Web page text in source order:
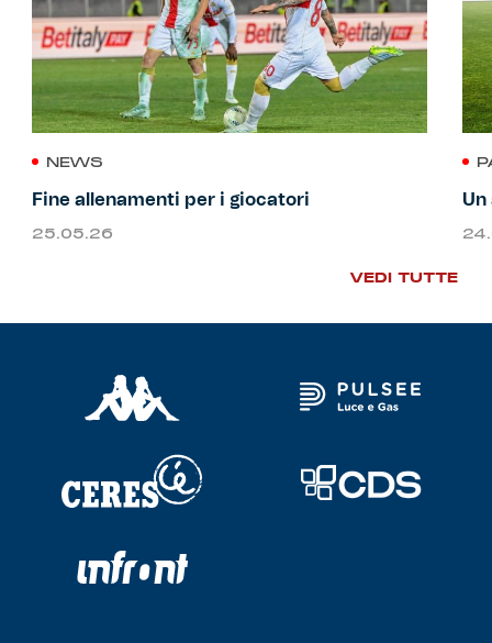
NEWS
Fine allenamenti per i giocatori
25.05.26
Un
VEDI TUTTE